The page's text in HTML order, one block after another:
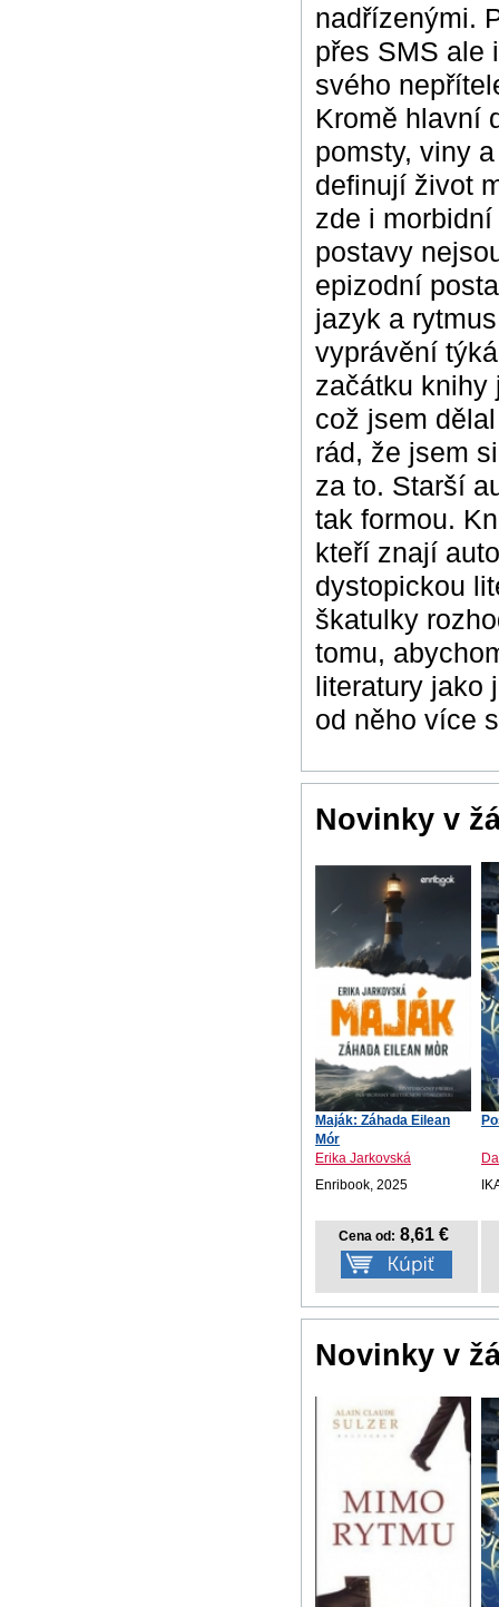
nadřízenými.
přes SMS ale
svého
Kromě hlavní
pomsty, viny
definují život
zde i
postavy
epizodní
jazyk a
vyprávění
začátku knihy
což jsem
rád, že jsem
za to. Starší
tak formou.
kteří znají
dystopickou
škatulky
tomu,
literatury jako
od něho více
Novinky v
Maják: Záhada Eilean
Mór
Erika Jarkovská
Enribook, 2025
Cena od: 8,61 €
Novinky v